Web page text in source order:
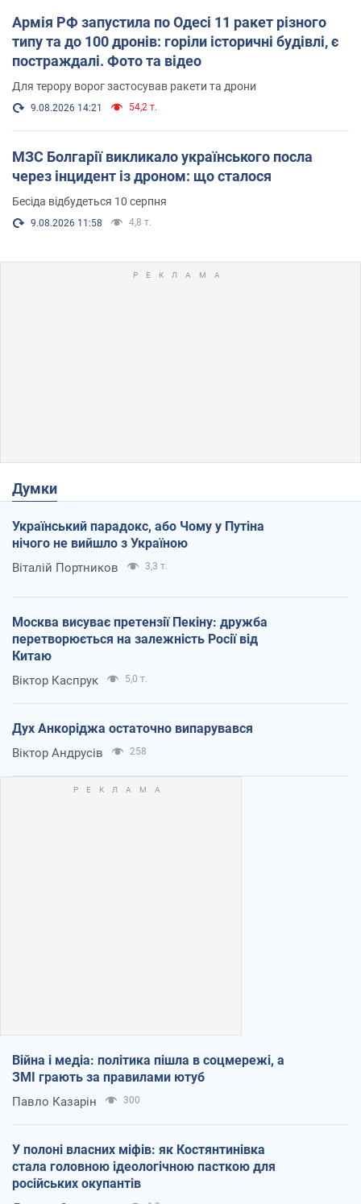
Армія РФ запустила по Одесі 11 ракет різного
типу та до 100 дронів: горіли історичні будівлі, є
постраждалі. Фото та відео
Для терору ворог застосував ракети та дрони
9.08.2026 14:21 54,2 т.
МЗС Болгарії викликало українського посла
через інцидент із дроном: що сталося
Бесіда відбудеться 10 серпня
9.08.2026 11:58 4,8 т.
Думки
Український парадокс, або Чому у Путіна
нічого не вийшло з Україною
Віталій Портников 3,3 т.
Москва висуває претензії Пекіну: дружба
перетворюється на залежність Росії від
Китаю
Віктор Каспрук 5,0 т.
Дух Анкоріджа остаточно випарувався
Віктор Андрусів 258
Війна і медіа: політика пішла в соцмережі, а
ЗМІ грають за правилами ютуб
Павло Казарін 300
У полоні власних міфів: як Костянтинівка
стала головною ідеологічною пасткою для
російських окупантів